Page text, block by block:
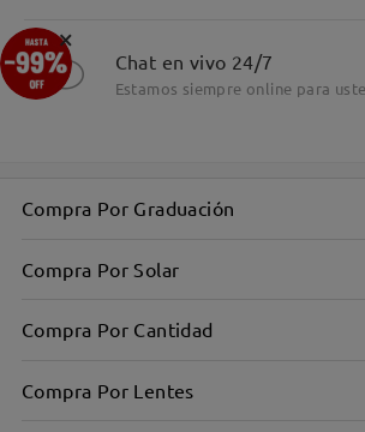
Chat en vivo 24/7
Estamos siempre online para
Compra Por Graduación
Compra Por Solar
Compra Por Cantidad
Compra Por Lentes
×